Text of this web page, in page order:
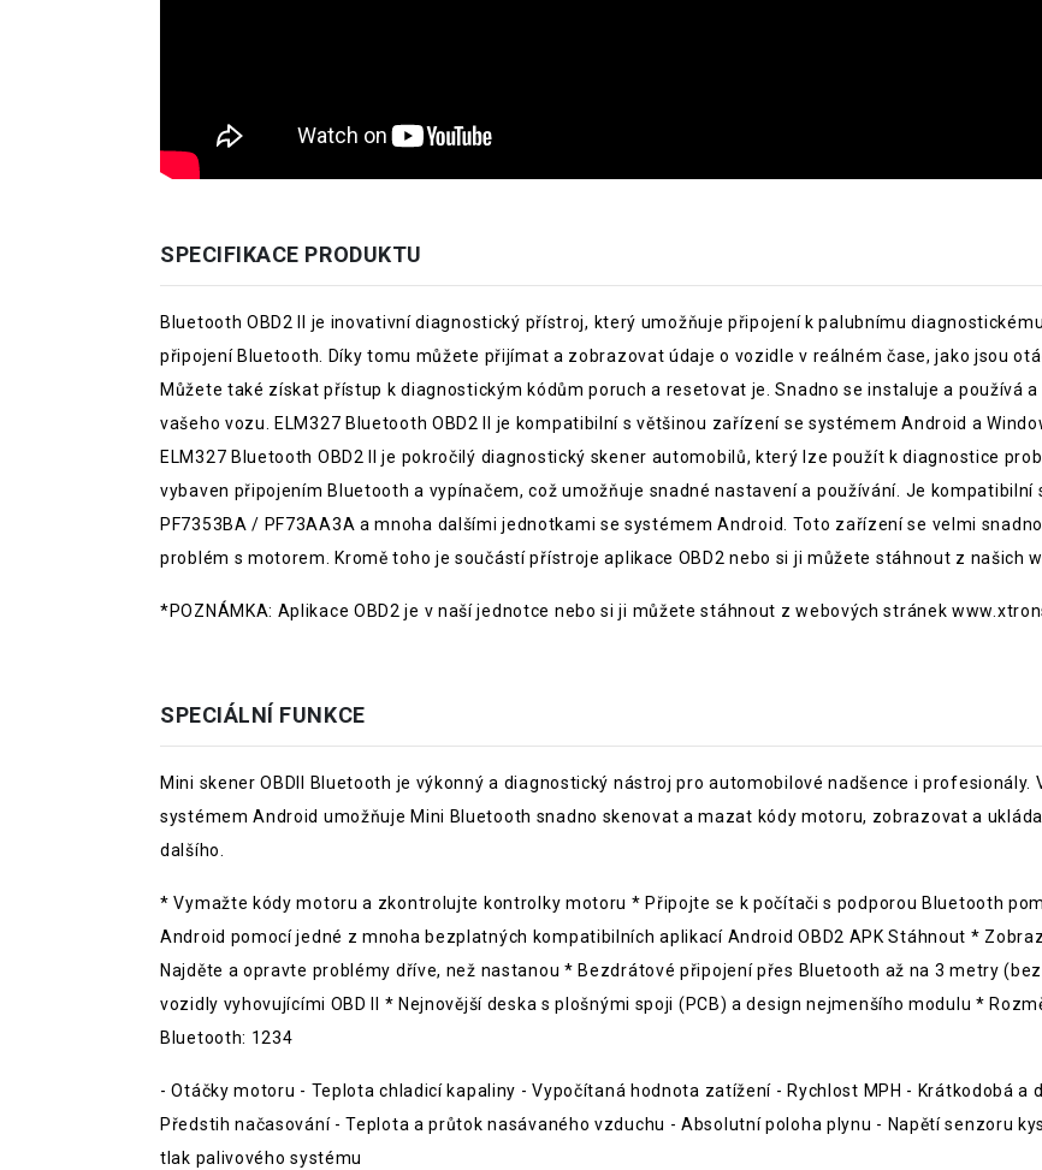
SPECIFIKACE PRODUKTU
Bluetooth OBD2 II je inovativní diagnostický přístroj, který umožňuje připojení k palubnímu
připojení Bluetooth. Díky tomu můžete přijímat a zobrazovat údaje o vozidle v reálném čase, jako jsou
Můžete také získat přístup k diagnostickým kódům poruch a resetovat je. Snadno se instaluje a používá
vašeho vozu. ELM327 Bluetooth OBD2 II je kompatibilní s většinou zařízení se systémem Android a
ELM327 Bluetooth OBD2 II je pokročilý diagnostický skener automobilů, který lze použít k diagnostice
vybaven připojením Bluetooth a vypínačem, což umožňuje snadné nastavení a používání. Je kompatibilní
PF7353BA / PF73AA3A a mnoha dalšími jednotkami se systémem Android. Toto zařízení se velmi
problém s motorem. Kromě toho je součástí přístroje aplikace OBD2 nebo si ji můžete stáhnout z našich
*POZNÁMKA: Aplikace OBD2 je v naší jednotce nebo si ji můžete stáhnout z webových stránek
SPECIÁLNÍ FUNKCE
Mini skener OBDII Bluetooth je výkonný a diagnostický nástroj pro automobilové nadšence i
systémem Android umožňuje Mini Bluetooth snadno skenovat a mazat kódy motoru, zobrazovat a
dalšího.
* Vymažte kódy motoru a zkontrolujte kontrolky motoru * Připojte se k počítači s podporou Bluetooth
Android pomocí jedné z mnoha bezplatných kompatibilních aplikací Android OBD2 APK Stáhnout *
Najděte a opravte problémy dříve, než nastanou * Bezdrátové připojení přes Bluetooth až na 3 metry
vozidly vyhovujícími OBD II * Nejnovější deska s plošnými spoji (PCB) a design nejmenšího modulu *
Bluetooth: 1234
- Otáčky motoru - Teplota chladicí kapaliny - Vypočítaná hodnota zatížení - Rychlost MPH - Krátkodobá a
Předstih načasování - Teplota a průtok nasávaného vzduchu - Absolutní poloha plynu - Napětí senzoru
tlak palivového systému